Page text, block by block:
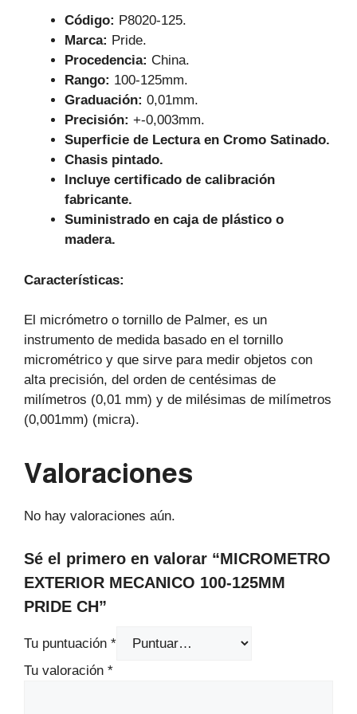
Código: P8020-125.
Marca: Pride.
Procedencia: China.
Rango: 100-125mm.
Graduación: 0,01mm.
Precisión: +-0,003mm.
Superficie de Lectura en Cromo Satinado.
Chasis pintado.
Incluye certificado de calibración
fabricante.
Suministrado en caja de plástico o
madera.
Características:
El micrómetro o tornillo de Palmer, es un
instrumento de medida basado en el tornillo
micrométrico y que sirve para medir objetos con
alta precisión, del orden de centésimas de
milímetros (0,01 mm) y de milésimas de milímetros
(0,001mm) (micra).
Valoraciones
No hay valoraciones aún.
Sé el primero en valorar “MICROMETRO
EXTERIOR MECANICO 100-125MM
PRIDE CH”
Tu puntuación *
Tu valoración *